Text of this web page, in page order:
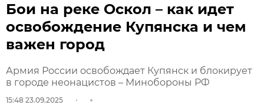
Бои на реке Оскол – как идет
освобождение Купянска и чем
важен город
Армия России освобождает Купянск и блокирует
в городе неонацистов – Минобороны РФ
15:48 23.09.2025